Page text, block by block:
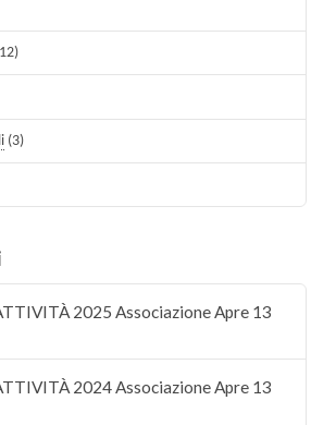
(3)
2025 Associazione Apre 13
2024 Associazione Apre 13